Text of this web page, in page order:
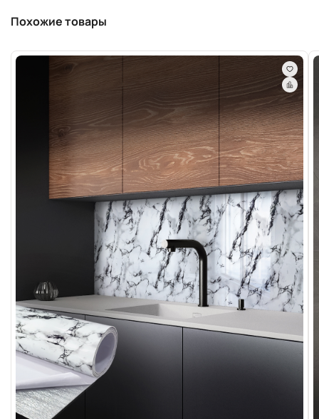
Похожие товары